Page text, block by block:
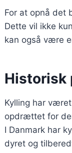
For at opnå det
Dette vil ikke
kan også være
Historisk
Kylling har
opdrættet for
I Danmark har
dyret og